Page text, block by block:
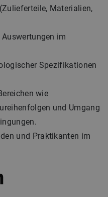
Materialien,
im
Spezifikationen
wie
und Umgang
und Praktikanten im